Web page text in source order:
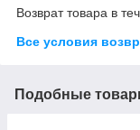
Возврат товара в
Все условия
Подобные